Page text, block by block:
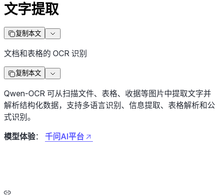
文字提取
复制本文
文档和表格的 OCR 识别
复制本文
Qwen-OCR 可从扫描文件、表格、收据等图片中提取文字并
解析结构化数据，支持多语言识别、信息提取、表格解析和公
式识别。
模型体验： 千问AI平台